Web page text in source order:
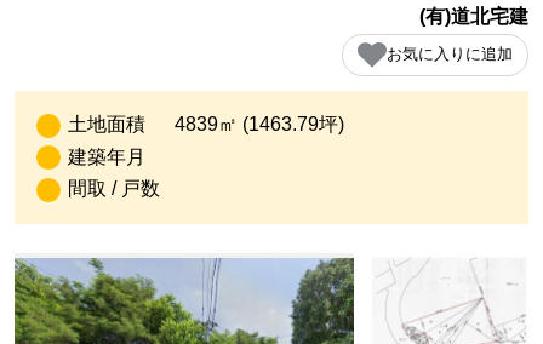
(有)道北宅建
お気に入りに追加
土地面積
4839㎡ (1463.79坪)
建築年月
間取 / 戸数